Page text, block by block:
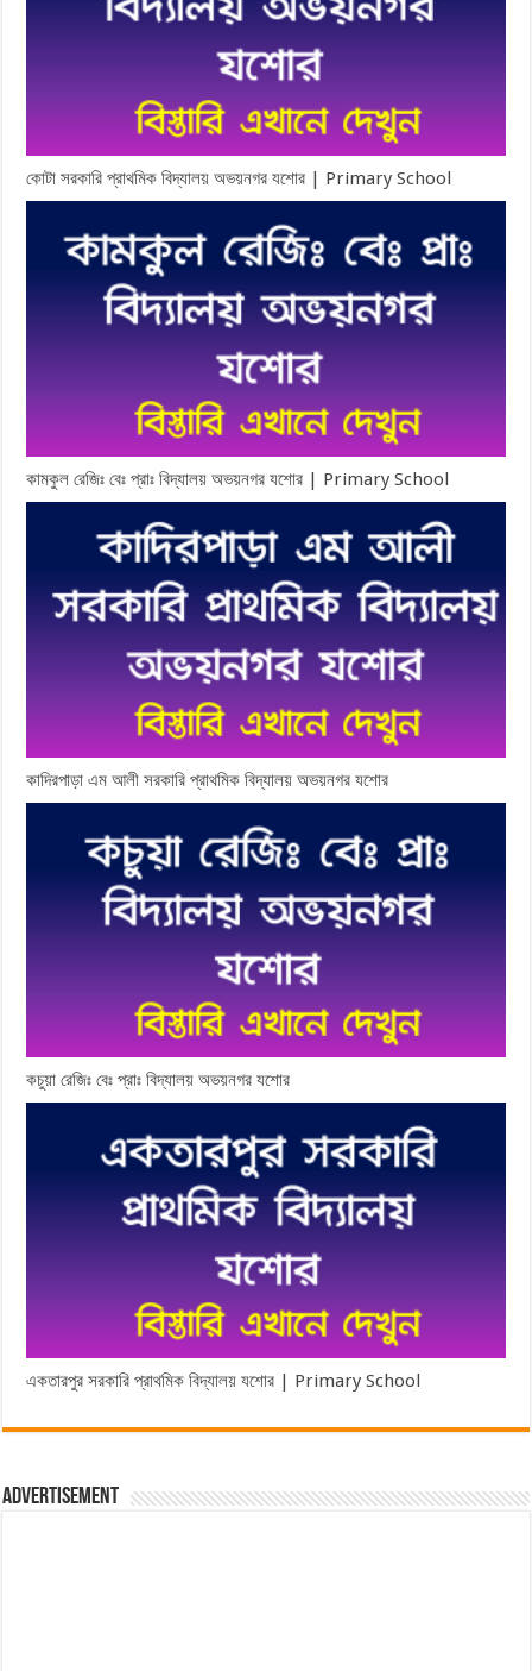
কোটা সরকারি প্রাথমিক বিদ্যালয় অভয়নগর যশোর | Primary School
কামকুল রেজিঃ বেঃ প্রাঃ বিদ্যালয় অভয়নগর যশোর | Primary School
কাদিরপাড়া এম আলী সরকারি প্রাথমিক বিদ্যালয় অভয়নগর যশোর
কচুয়া রেজিঃ বেঃ প্রাঃ বিদ্যালয় অভয়নগর যশোর
একতারপুর সরকারি প্রাথমিক বিদ্যালয় যশোর | Primary School
Advertisement